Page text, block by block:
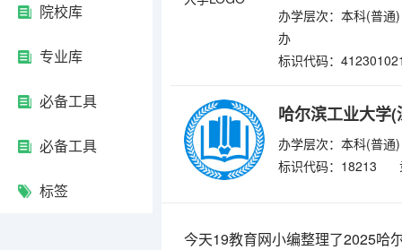
院校库
专业库
必备工具
必备工具
标签
办学层次：本科(普通)
办
标识代码：
哈尔滨工业大学(
办学层次：本科(普通)
标识代码：18213
今天19教育网小编整理了2025哈